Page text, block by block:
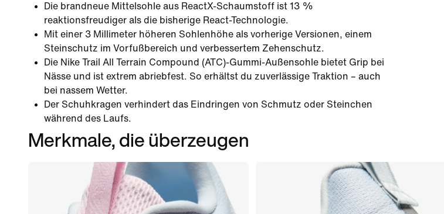
Die brandneue Mittelsohle aus ReactX-Schaumstoff ist 13 %
reaktionsfreudiger als die bisherige React-Technologie.
Mit einer 3 Millimeter höheren Sohlenhöhe als vorherige Versionen, einem
Steinschutz im Vorfußbereich und verbessertem Zehenschutz.
Die Nike Trail All Terrain Compound (ATC)-Gummi-Außensohle bietet Grip bei
Nässe und ist extrem abriebfest. So erhältst du zuverlässige Traktion – auch
bei nassem Wetter.
Der Schuhkragen verhindert das Eindringen von Schmutz oder Steinchen
während des Laufs.
Merkmale, die überzeugen